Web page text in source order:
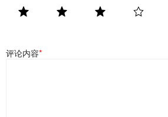
评论内容*